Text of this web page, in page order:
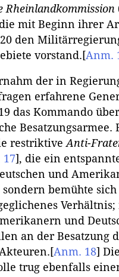
mit Beginn ihrer
den
vorstand. [Anm.
der in
erfahrene
das Kommando
Besatzungsarmee.
restriktiveAnti-
17] , die ein
und
bemühte
und
an der Besatzung
[Anm. 18]
trug ebenfalls